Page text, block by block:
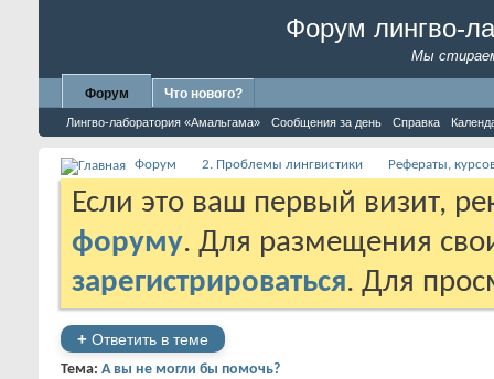
Форум лингво-
Мы
Форум
Лингво-лаборатория «Амальгама» Сообщения за день Справка
Что нового?
Форум 2. Проблемы лингвистики Рефераты,
Если это ваш первый визит,
форуму. Для размещения
зарегистрироваться. Для
+ Ответить в теме
Тема: А вы не могли бы помочь?